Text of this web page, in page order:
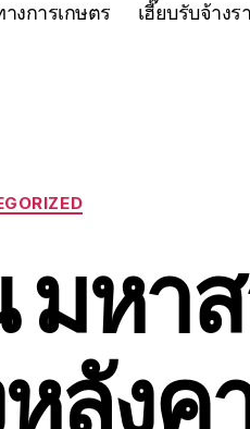
งการเกษตร
เฮี๊ยบรับจ้าง
Categories
มหา
ลังค